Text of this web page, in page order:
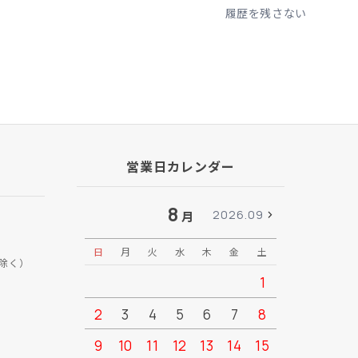
履歴を残さない
く）
営業日カレンダー
8 月 2026.09
日 月 火 水 木 金 土
1
2
3 4 5 6 7
8
9
10 11 12 13 14 15